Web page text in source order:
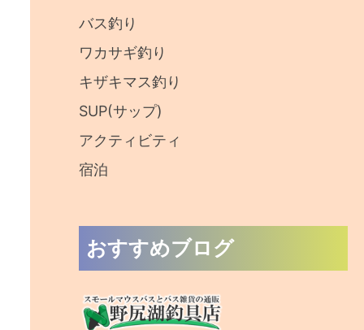
バス釣り
ワカサギ釣り
キザキマス釣り
SUP(サップ)
アクティビティ
宿泊
おすすめブログ